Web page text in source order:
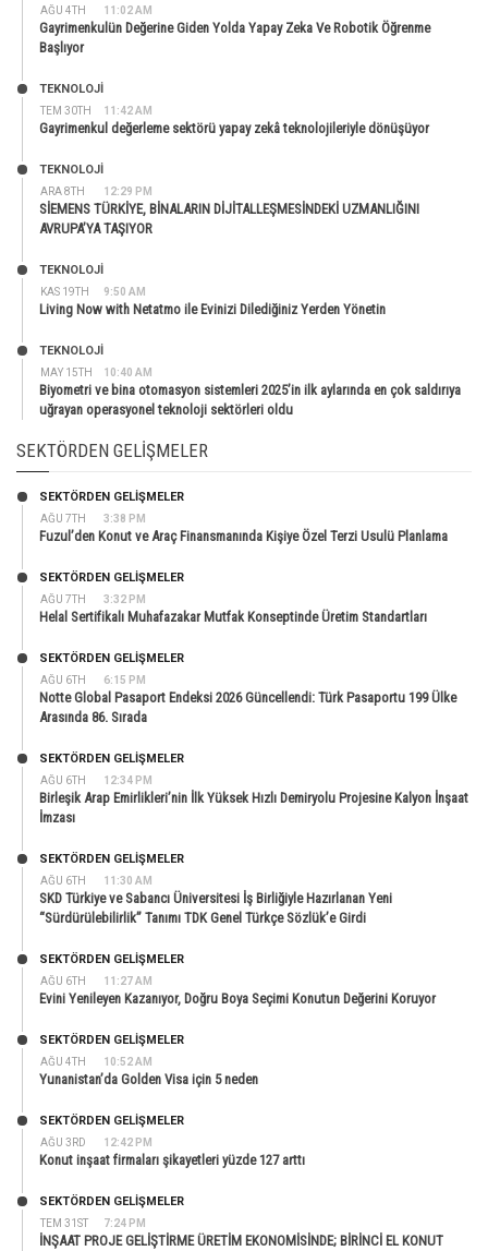
AĞU 4TH 11:02 AM
Gayrimenkulün Değerine Giden Yolda Yapay Zeka Ve Robotik Öğrenme
Başlıyor
TEM 30TH 11:42 AM
TEKNOLOJİ
Gayrimenkul değerleme sektörü yapay zekâ teknolojileriyle dönüşüyor
ARA 8TH 12:29 PM
TEKNOLOJİ
SİEMENS TÜRKİYE, BİNALARIN DİJİTALLEŞMESİNDEKİ UZMANLIĞINI
AVRUPA’YA TAŞIYOR
KAS 19TH 9:50 AM
TEKNOLOJİ
Living Now with Netatmo ile Evinizi Dilediğiniz Yerden Yönetin
MAY 15TH 10:40 AM
TEKNOLOJİ
Biyometri ve bina otomasyon sistemleri 2025’in ilk aylarında en çok saldırıya
uğrayan operasyonel teknoloji sektörleri oldu
SEKTÖRDEN GELIŞMELER
AĞU 7TH 3:38 PM
SEKTÖRDEN GELIŞMELER
Fuzul’den Konut ve Araç Finansmanında Kişiye Özel Terzi Usulü Planlama
AĞU 7TH 3:32 PM
SEKTÖRDEN GELIŞMELER
Helal Sertifikalı Muhafazakar Mutfak Konseptinde Üretim Standartları
AĞU 6TH 6:15 PM
SEKTÖRDEN GELIŞMELER
Notte Global Pasaport Endeksi 2026 Güncellendi: Türk Pasaportu 199 Ülke
Arasında 86. Sırada
AĞU 6TH 12:34 PM
SEKTÖRDEN GELIŞMELER
Birleşik Arap Emirlikleri’nin İlk Yüksek Hızlı Demiryolu Projesine Kalyon İnşaat
İmzası
AĞU 6TH 11:30 AM
SEKTÖRDEN GELIŞMELER
SKD Türkiye ve Sabancı Üniversitesi İş Birliğiyle Hazırlanan Yeni
“Sürdürülebilirlik” Tanımı TDK Genel Türkçe Sözlük’e Girdi
AĞU 6TH 11:27 AM
SEKTÖRDEN GELIŞMELER
Evini Yenileyen Kazanıyor, Doğru Boya Seçimi Konutun Değerini Koruyor
AĞU 4TH 10:52 AM
SEKTÖRDEN GELIŞMELER
Yunanistan’da Golden Visa için 5 neden
AĞU 3RD 12:42 PM
SEKTÖRDEN GELIŞMELER
Konut inşaat firmaları şikayetleri yüzde 127 arttı
TEM 31ST 7:24 PM
SEKTÖRDEN GELIŞMELER
İNŞAAT PROJE GELİŞTİRME ÜRETİM EKONOMİSİNDE; BİRİNCİ EL KONUT